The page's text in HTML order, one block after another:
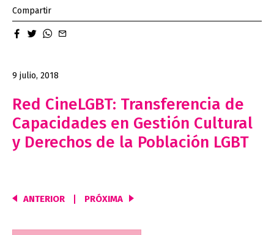
Compartir
facebook
twitterwhatsapp
9 julio, 2018
Red CineLGBT: Transferencia de
Capacidades en Gestión Cultural
y Derechos de la Población LGBT
Navegación
ANTERIOR PRÓXIMA